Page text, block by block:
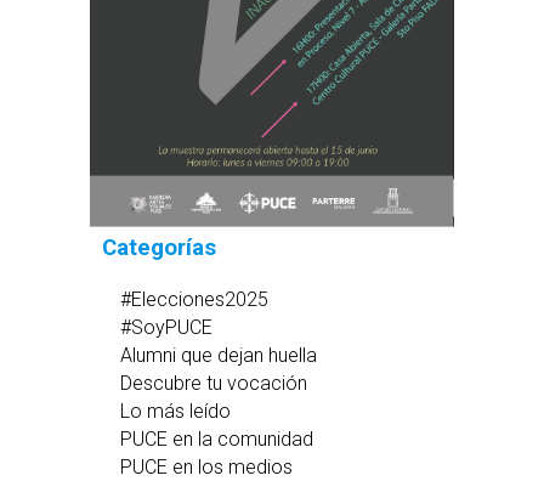
Categorías
#Elecciones2025
#SoyPUCE
Alumni que dejan huella
Descubre tu vocación
Lo más leído
PUCE en la comunidad
PUCE en los medios